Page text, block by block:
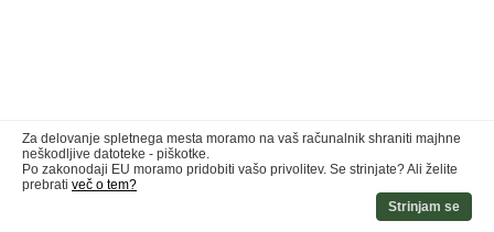
Za delovanje spletnega mesta moramo na vaš računalnik shraniti majhne
neškodljive datoteke - piškotke.
Po zakonodaji EU moramo pridobiti vašo privolitev. Se strinjate? Ali želite
prebrati več o tem?
Strinjam se